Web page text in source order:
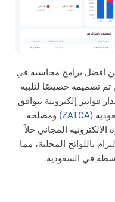
افضل برامج محاسبة في
تم تصميمه خصيصًا لتلبية
فواتير إلكترونية تتوافق
(ZATCA)
ومصلحة
المجاني حلاً
باللوائح المحلية، مما
في السعودية.